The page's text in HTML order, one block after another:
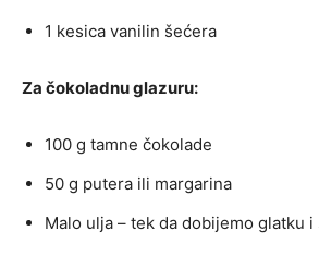
1 kesica vanilin šećera
Za čokoladnu glazuru:
100 g tamne čokolade
50 g putera ili margarina
Malo ulja – tek da dobijemo glatku